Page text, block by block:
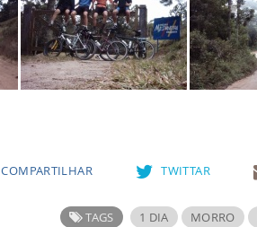
COMPARTILHAR TWITTAR
TAGS 1 DIA MORRO